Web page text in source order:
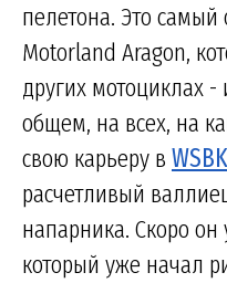
пелетона. Это
Motorland Aragon,
других мотоциклах
общем, на всех, на
свою карьеру в WSBK
расчетливый
напарника. Скоро он
который уже начал